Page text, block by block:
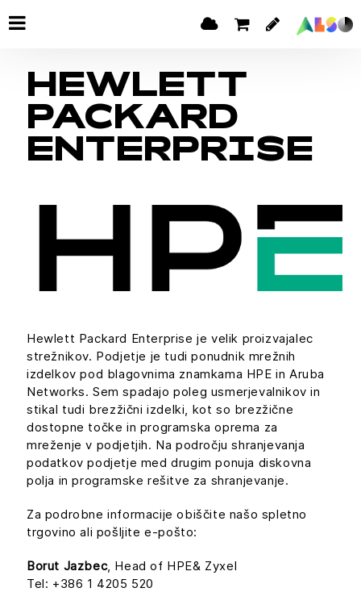
HEWLETT
PACKARD
ENTERPRISE
Hewlett Packard Enterprise je velik proizvajalec
strežnikov. Podjetje je tudi ponudnik mrežnih
izdelkov pod blagovnima znamkama HPE in Aruba
Networks. Sem spadajo poleg usmerjevalnikov in
stikal tudi brezžični izdelki, kot so brezžične
dostopne točke in programska oprema za
mreženje v podjetjih. Na področju shranjevanja
podatkov podjetje med drugim ponuja diskovna
polja in programske rešitve za shranjevanje.
Za podrobne informacije obiščite našo spletno
trgovino ali pošljite e-pošto:
Borut Jazbec, Head of HPE& Zyxel
Tel: +386 1 4205 520